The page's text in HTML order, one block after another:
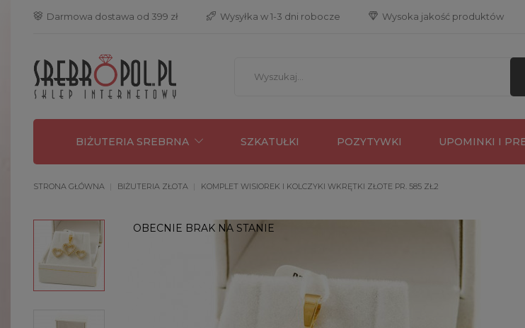
 Darmowa dostawa od 399 zł  Wysyłka w 1-3 dni robocze  Wysoka jakość produktów
BIŻUTERIA SREBRNA SZKATUŁKI POZYTYWKI UPOMINKI I
STRONA GŁÓWNA BIŻUTERIA ZŁOTA KOMPLET WISIOREK I KOLCZYKI WKRĘTKI ZŁOTE PR. 585 ZŁ2
OBECNIE BRAK NA STANIE